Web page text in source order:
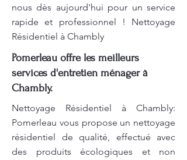
nous dès aujourd'hui pour un service
rapide et professionnel ! Nettoyage
Résidentiel à Chambly
Pomerleau offre les meilleurs
services d'entretien ménager à
Chambly.
Nettoyage Résidentiel à Chambly:
Pomerleau vous propose un nettoyage
résidentiel de qualité, effectué avec
des produits écologiques et non